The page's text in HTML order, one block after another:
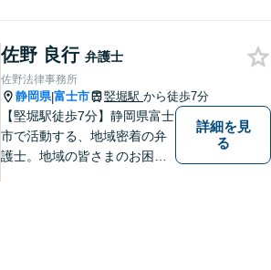
佐野 良行 弁護士
佐野法律事務所
静岡県|富士市 竪堀駅 から徒歩7分
【堅堀駅徒歩7分】静岡県富士
市で活動する、地域密着の弁
護士。地域の皆さまのお困り
詳細を見
る